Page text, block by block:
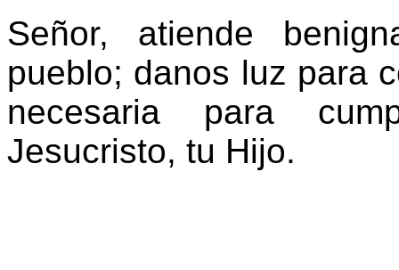
Señor, atiende
pueblo; danos luz para
necesaria para
Jesucristo, tu Hijo.